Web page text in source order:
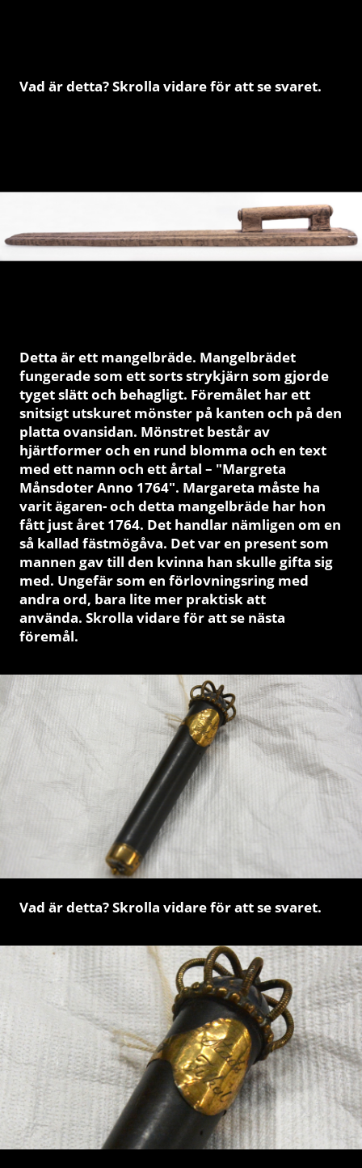
Vad är detta? Skrolla vidare för att se svaret.
Detta är ett mangelbräde. Mangelbrädet
fungerade som ett sorts strykjärn som gjorde
tyget slätt och behagligt. Föremålet har ett
snitsigt utskuret mönster på kanten och på den
platta ovansidan. Mönstret består av
hjärtformer och en rund blomma och en text
med ett namn och ett årtal – "Margreta
Månsdoter Anno 1764". Margareta måste ha
varit ägaren- och detta mangelbräde har hon
fått just året 1764. Det handlar nämligen om en
så kallad fästmögåva. Det var en present som
mannen gav till den kvinna han skulle gifta sig
med. Ungefär som en förlovningsring med
andra ord, bara lite mer praktisk att
använda. Skrolla vidare för att se nästa
föremål.
Vad är detta? Skrolla vidare för att se svaret.